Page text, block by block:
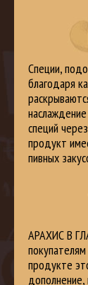
Специи,
благодаря
специй
продукт
пивных
АРАХИС В
продукте